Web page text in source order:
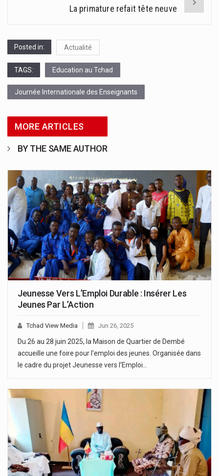
La primature refait tête neuve
Posted in: Actualité
TAGS: Education au Tchad
Journée Internationale des Enseignants
MORE ARTICLES
BY THE SAME AUTHOR
Jeunesse Vers L’Emploi Durable : Insérer Les
Jeunes Par L’Action
Tchad View Media Jun 26, 2025
Du 26 au 28 juin 2025, la Maison de Quartier de Dembé
accueille une foire pour l'emploi des jeunes. Organisée dans
le cadre du projet Jeunesse vers l’Emploi…